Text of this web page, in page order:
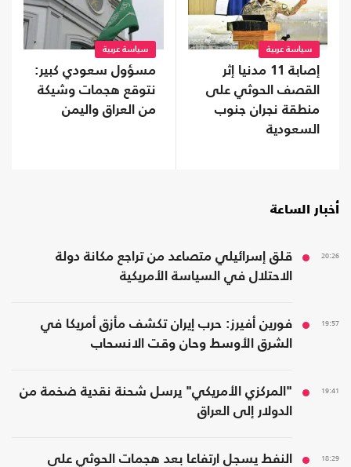
سياسة عربية
إصابة 11 مدنيا إثر
القصف الحوثي على
منطقة نجران جنوب
السعودية
سياسة عربية
مسؤول سعودي كبير:
نتوقع هجمات وشيكة
من العراق واليمن
أخبار الساعة
20:26
قلق إسرائيلي متصاعد من تراجع مكانة دولة
الاحتلال في السياسة الأمريكية
19:57
فورين أفيرز: حرب إيران تكشف مأزق أمريكا في
الشرق الأوسط وحان وقت الانسحاب
19:41
"المركزي الأمريكي" يرسل شحنة نقدية ضخمة من
الدولار إلى العراق
18:29
النفط يسجل ارتفاعا بعد هجمات الحوثي على